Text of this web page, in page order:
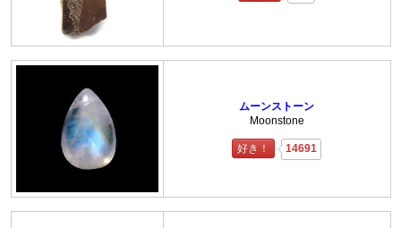
ムーンストーン
Moonstone
好き！ 14691